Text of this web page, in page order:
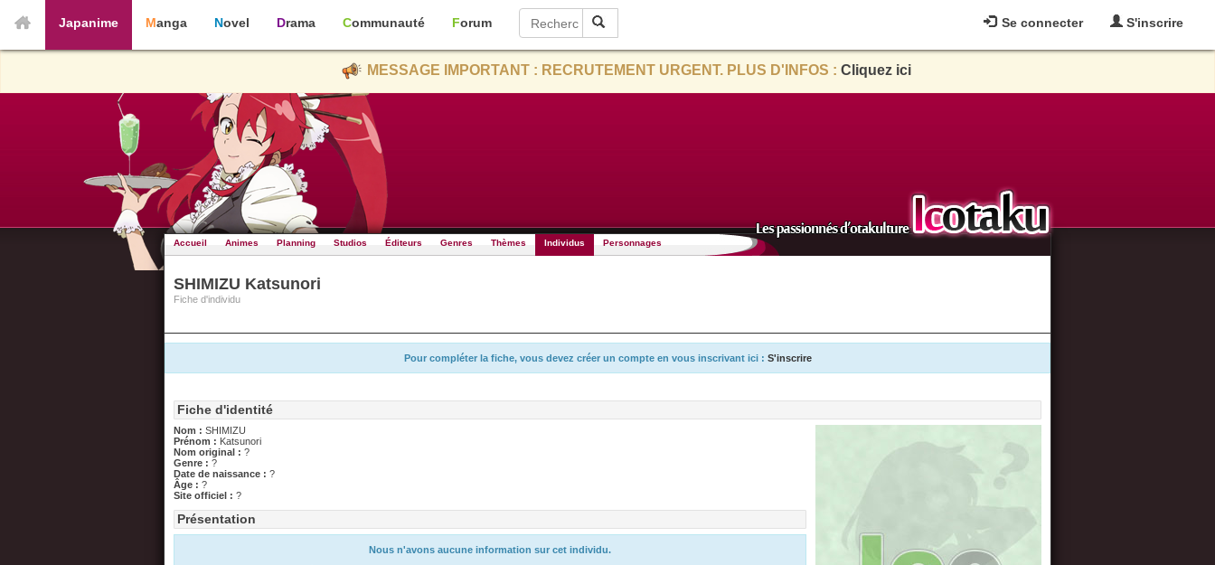
Se connecter S'inscrire
Japanime Manga Novel Drama Communauté Forum
MESSAGE IMPORTANT : RECRUTEMENT URGENT. PLUS D'INFOS : Cliquez ici
Accueil Animes Planning Studios Éditeurs Genres Thèmes Individus Personnages
SHIMIZU Katsunori
Fiche d'individu
Pour compléter la fiche, vous devez créer un compte en vous inscrivant ici : S'inscrire
Fiche d'identité
Nom : SHIMIZU
Prénom : Katsunori
Nom original : ?
Genre : ?
Date de naissance : ?
Âge : ?
Site officiel : ?
Présentation
Nous n'avons aucune information sur cet individu.